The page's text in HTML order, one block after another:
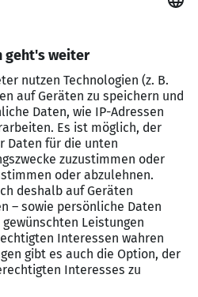
: Buddy-System, fester
– damit du remote
durchstartest
: 21 Mitarbeitende,
und ein Miteinander, das den